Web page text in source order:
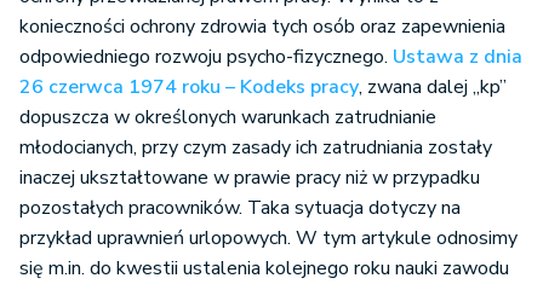
Ustalenie kolejnego roku nauki zawodu pracownika
młodocianego a prawo do urlopu – podsumowanie
konieczności ochrony zdrowia tych osób oraz zapewnienia
odpowiedniego rozwoju psycho-fizycznego. Ustawa z dnia
26 czerwca 1974 roku – Kodeks pracy, zwana dalej „kp”
dopuszcza w określonych warunkach zatrudnianie
młodocianych, przy czym zasady ich zatrudniania zostały
inaczej ukształtowane w prawie pracy niż w przypadku
pozostałych pracowników. Taka sytuacja dotyczy na
przykład uprawnień urlopowych. W tym artykule odnosimy
się m.in. do kwestii ustalenia kolejnego roku nauki zawodu